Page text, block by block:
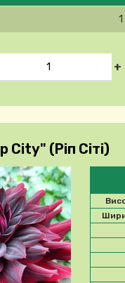
1
+
(Ріп Сіті)